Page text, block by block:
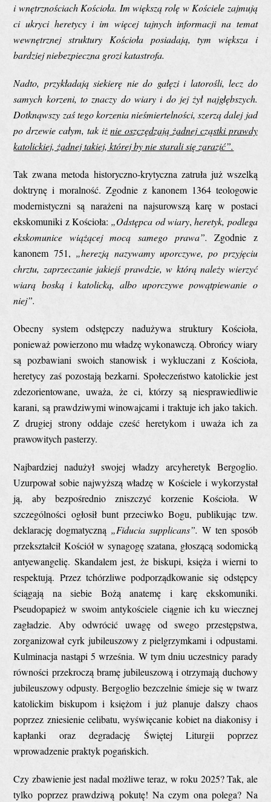
i wnętrznościach Kościoła. Im większą rolę w Kościele zajmują
ci ukryci heretycy i im więcej tajnych informacji na temat
wewnętrznej struktury Kościoła posiadają, tym większa i
bardziej niebezpieczna grozi katastrofa.
Nadto, przykładają siekierę nie do gałęzi i latorośli, lecz do
samych korzeni, to znaczy do wiary i do jej żył najgłębszych.
Dotknąwszy zaś tego korzenia nieśmiertelności, szerzą dalej jad
po drzewie całym, tak iżnie oszczędzają żadnej cząstki prawdy
katolickiej, żadnej takiej, której by nie starali się zarazić”.
Tak zwana metoda historyczno-krytyczna zatruła już wszelką
doktrynę i moralność. Zgodnie z kanonem 1364 teologowie
modernistyczni są narażeni na najsurowszą karę w postaci
ekskomuniki z Kościoła: „Odstępca od wiary, heretyk, podlega
ekskomunice wiążącej mocą samego prawa”. Zgodnie z
kanonem 751, „herezją nazywamy uporczywe, po przyjęciu
chrztu, zaprzeczanie jakiejś prawdzie, w którą należy wierzyć
wiarą boską i katolicką, albo uporczywe powątpiewanie o
niej”.
Obecny system odstępczy nadużywa struktury Kościoła,
ponieważ powierzono mu władzę wykonawczą. Obrońcy wiary
są pozbawiani swoich stanowisk i wykluczani z Kościoła,
heretycy zaś pozostają bezkarni. Społeczeństwo katolickie jest
zdezorientowane, uważa, że ci, którzy są niesprawiedliwie
karani, są prawdziwymi winowajcami i traktuje ich jako takich.
Z drugiej strony oddaje cześć heretykom i uważa ich za
prawowitych pasterzy.
Najbardziej nadużył swojej władzy arcyheretyk Bergoglio.
Uzurpował sobie najwyższą władzę w Kościele i wykorzystał
ją, aby bezpośrednio zniszczyć korzenie Kościoła. W
szczególności ogłosił bunt przeciwko Bogu, publikując tzw.
deklarację dogmatyczną „Fiducia supplicans”. W ten sposób
przekształcił Kościół w synagogę szatana, głoszącą sodomicką
antyewangelię. Skandalem jest, że biskupi, księża i wierni to
respektują. Przez tchórzliwe podporządkowanie się odstępcy
ściągają na siebie Bożą anatemę i karę ekskomuniki.
Pseudopapież w swoim antykościele ciągnie ich ku wiecznej
zagładzie. Aby odwrócić uwagę od swego przestępstwa,
zorganizował cyrk jubileuszowy z pielgrzymkami i odpustami.
Kulminacja nastąpi 5 września. W tym dniu uczestnicy parady
równości przekroczą bramę jubileuszową i otrzymają duchowy
jubileuszowy odpusty. Bergoglio bezczelnie śmieje się w twarz
katolickim biskupom i księżom i już planuje dalszy chaos
poprzez zniesienie celibatu, wyświęcanie kobiet na diakonisy i
kapłanki oraz degradację Świętej Liturgii poprzez
wprowadzenie praktyk pogańskich.
Czy zbawienie jest nadal możliwe teraz, w roku 2025? Tak, ale
tylko poprzez prawdziwą pokutę! Na czym ona polega? Na